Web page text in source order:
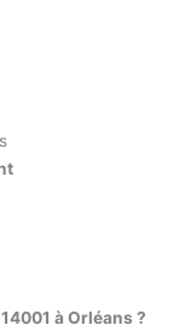
à Orléans ?